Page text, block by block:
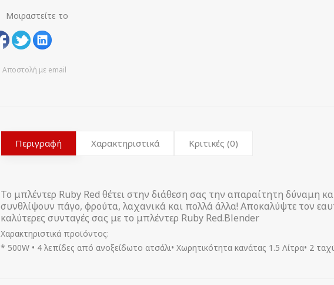
Μοιραστείτε το
Αποστολή με email
Περιγραφή Χαρακτηριστικά Κριτικές (0)
Το μπλέντερ Ruby Red θέτει στην διάθεση σας την απαραίτητη δύναμη
συνθλίψουν πάγο, φρούτα, λαχανικά και πολλά άλλα! Αποκαλύψτε τον
καλύτερες συνταγές σας με το μπλέντερ Ruby Red.Blender
Χαρακτηριστικά προϊόντος:
* 500W • 4 λεπίδες από ανοξείδωτο ατσάλι• Χωρητικότητα κανάτας 1.5 Λίτρα• 2